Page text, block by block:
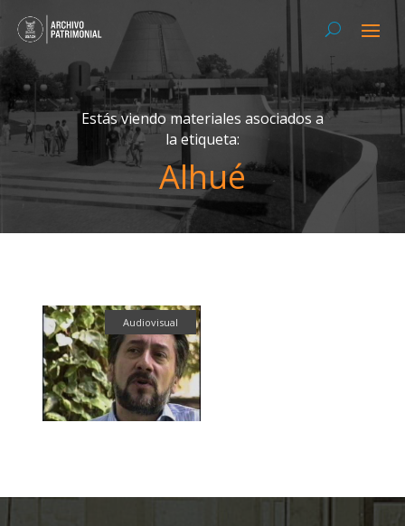
Estás viendo materiales asociados a
la etiqueta:
Alhué
Audiovisual